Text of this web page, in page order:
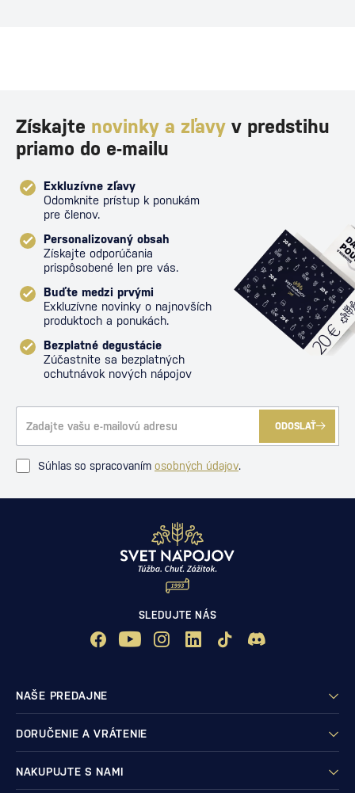
Získajte novinky a zľavy v predstihu
priamo do e-mailu
Exkluzívne zľavy
Odomknite prístup k ponukám
pre členov.
Personalizovaný obsah
Získajte odporúčania
prispôsobené len pre vás.
Buďte medzi prvými
Exkluzívne novinky o najnovších
produktoch a ponukách.
Bezplatné degustácie
Zúčastnite sa bezplatných
ochutnávok nových nápojov
ODOSLAŤ
Súhlas so spracovaním osobných údajov.
SLEDUJTE NÁS
NAŠE PREDAJNE
DORUČENIE A VRÁTENIE
NAKUPUJTE S NAMI